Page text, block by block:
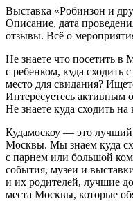
Выставка «Робинзон и
Описание, дата
отзывы. Всё о
Не знаете что посетить в
с ребенком, куда сходить
место для свидания?
Интересуетесь активным
Не знаете куда сходить
Кудамоскоу — это
Москвы. Мы знаем куда
с парнем или большой
события, музеи и
и их родителей, лучшие
места Москвы, которые